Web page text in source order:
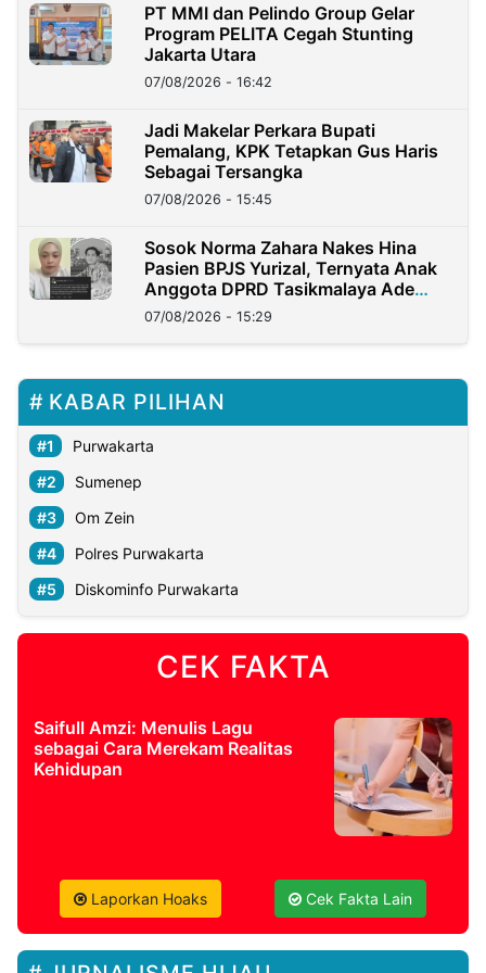
PT MMI dan Pelindo Group Gelar
Program PELITA Cegah Stunting
Jakarta Utara
07/08/2026 - 16:42
Jadi Makelar Perkara Bupati
Pemalang, KPK Tetapkan Gus Haris
Sebagai Tersangka
07/08/2026 - 15:45
Sosok Norma Zahara Nakes Hina
Pasien BPJS Yurizal, Ternyata Anak
Anggota DPRD Tasikmalaya Ade
Lukman
07/08/2026 - 15:29
KABAR PILIHAN
Purwakarta
Sumenep
Om Zein
Polres Purwakarta
Diskominfo Purwakarta
CEK FAKTA
Saifull Amzi: Menulis Lagu
sebagai Cara Merekam Realitas
Kehidupan
Laporkan Hoaks Cek Fakta Lain